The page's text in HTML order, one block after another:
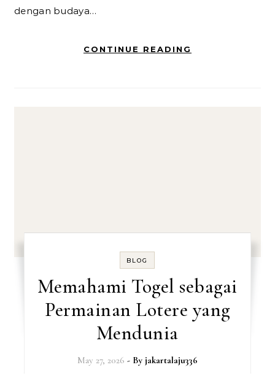
dengan budaya…
CONTINUE READING
BLOG
Memahami Togel sebagai
Permainan Lotere yang
Mendunia
May 27, 2026 - By jakartalaju336